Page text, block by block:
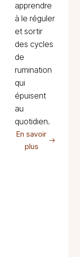
apprendre
à le réguler
et sortir
des cycles
de
rumination
qui
épuisent
au
quotidien.
En savoir
plus